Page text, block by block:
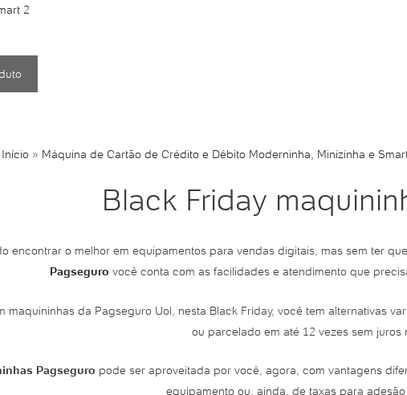
2
Início » Máquina de Cartão de Crédito e Débito Moderninha, Minizinha e
Black Friday
encontrar o melhor em equipamentos para vendas digitais, mas sem ter
Pagseguro você conta com as facilidades e atendimento que
maquininhas da Pagseguro Uol, nesta Black Friday, você tem alternativas
ou parcelado em até 12 vezes sem
Pagseguro pode ser aproveitada por você, agora, com vantagens
equipamento ou, ainda, de taxas para